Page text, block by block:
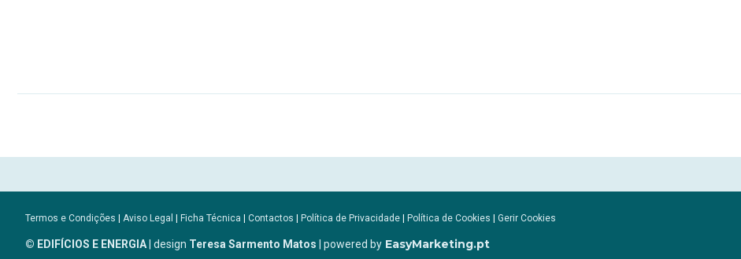
Termos e Condições | Aviso Legal | Ficha Técnica | Contactos | Política de Privacidade | Política de Cookies | Gerir Cookies
© EDIFÍCIOS E ENERGIA| design Teresa Sarmento Matos | powered by EasyMarketing.pt